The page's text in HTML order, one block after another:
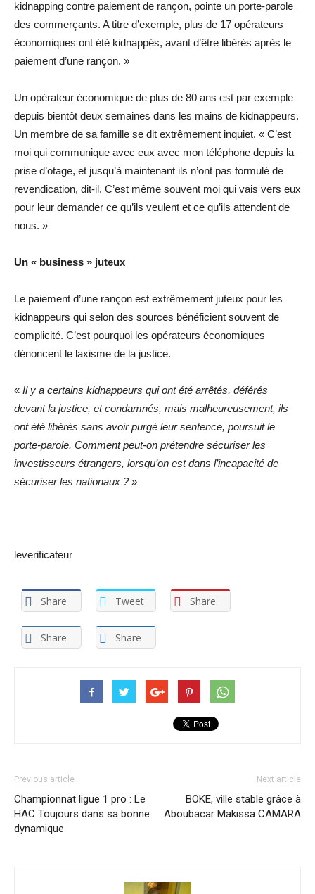
kidnapping contre paiement de rançon, pointe un porte-parole
des commerçants. A titre d’exemple, plus de 17 opérateurs
économiques ont été kidnappés, avant d’être libérés après le
paiement d’une rançon. »
Un opérateur économique de plus de 80 ans est par exemple
depuis bientôt deux semaines dans les mains de kidnappeurs.
Un membre de sa famille se dit extrêmement inquiet. « C’est
moi qui communique avec eux avec mon téléphone depuis la
prise d’otage, et jusqu’à maintenant ils n’ont pas formulé de
revendication, dit-il. C’est même souvent moi qui vais vers eux
pour leur demander ce qu’ils veulent et ce qu’ils attendent de
nous. »
Un « business » juteux
Le paiement d’une rançon est extrêmement juteux pour les
kidnappeurs qui selon des sources bénéficient souvent de
complicité. C’est pourquoi les opérateurs économiques
dénoncent le laxisme de la justice.
« Il y a certains kidnappeurs qui ont été arrêtés, déférés
devant la justice, et condamnés, mais malheureusement, ils
ont été libérés sans avoir purgé leur sentence, poursuit le
porte-parole. Comment peut-on prétendre sécuriser les
investisseurs étrangers, lorsqu’on est dans l’incapacité de
sécuriser les nationaux ?»
leverificateur
Share Tweet Share
Share Share
Previous article
Championnat ligue 1 pro : Le
HAC Toujours dans sa bonne
dynamique
Next article
BOKE, ville stable grâce à
Aboubacar Makissa CAMARA